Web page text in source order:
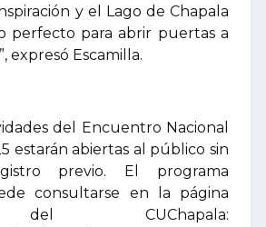
y el Lago de Chapala
perfecto para abrir puertas a
expresó Escamilla.
del Encuentro Nacional
estarán abiertas al público sin
previo. El programa
consultarse en la página
CUChapala: